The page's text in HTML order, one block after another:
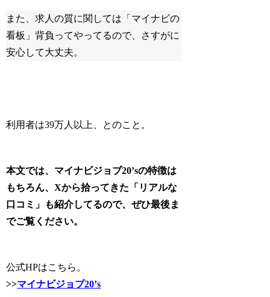
また、求人の質に関しては「マイナビの
看板」背負ってやってるので、さすがに
安心して大丈夫。
利用者は39万人以上、とのこと。
本文では、マイナビジョブ20’sの特徴は
もちろん、Xから拾ってきた「リアルな
口コミ」も紹介してるので、ぜひ最後ま
でご覧ください。
公式HPはこちら。
>>マイナビジョブ20’s